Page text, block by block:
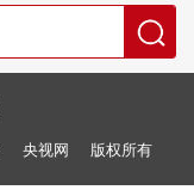
央视网 版权所有